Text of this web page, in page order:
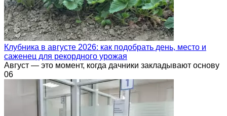
Клубника в августе 2026: как подобрать день, место и
саженец для рекордного урожая
Август — это момент, когда дачники закладывают основу
06